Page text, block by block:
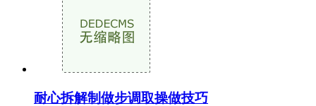
耐心拆解制做步调取操做技巧